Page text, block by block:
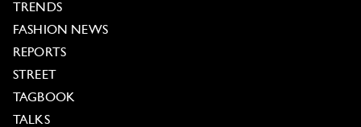
TRENDS
FASHION NEWS
REPORTS
STREET
TAGBOOK
TALKS